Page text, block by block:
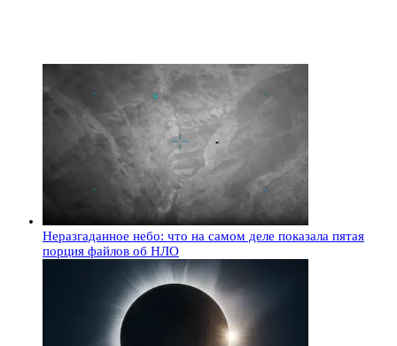
Неразгаданное небо: что на самом деле показала пятая
порция файлов об НЛО